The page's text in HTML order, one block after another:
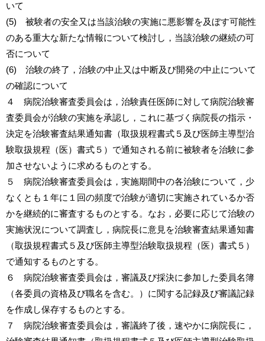
いて
(5) 被験者の安全又は当該治験の実施に悪影響を及ぼす可能性
のある重大な新たな情報について検討し，当該治験の継続の可
否について
(6) 治験の終了，治験の中止又は中断及び開発の中止について
の確認について
４ 病院治験審査委員会は，治験責任医師に対して病院治験審
査委員会が治験の実施を承認し，これに基づく病院長の指示・
決定を治験審査結果通知書（取扱規程書式５及び医師主導型治
験取扱規程（医）書式５）で通知される前に被験者を治験に参
加させないように求めるものとする。
５ 病院治験審査委員会は，実施期間中の各治験について，少
なくとも１年に１回の頻度で治験が適切に実施されているか否
かを継続的に審査するものとする。なお，必要に応じて治験の
実施状況について調査し，病院長に意見を治験審査結果通知書
（取扱規程書式５及び医師主導型治験取扱規程（医）書式５）
で通知するものとする。
６ 病院治験審査委員会は，審議及び採決に参加した委員名簿
（各委員の資格及び職名を含む。）に関する記録及び審議記録
を作成し保存するものとする。
７ 病院治験審査委員会は，審議終了後，速やかに病院長に，